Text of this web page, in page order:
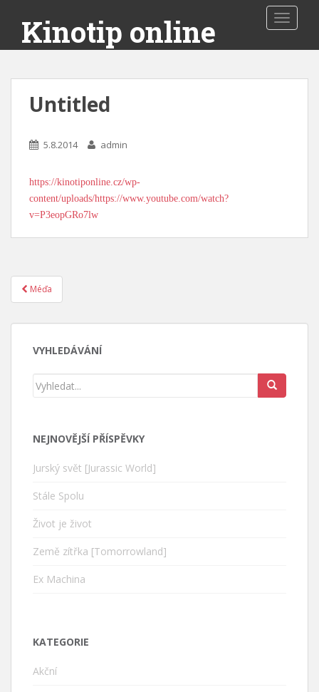
Toggle
Kinotip online
Untitled
5.8.2014 admin
https://kinotiponline.cz/wp-
content/uploads/https://www.youtube.com/watch?
v=P3eopGRo7lw
Post navigation
Méďa
VYHLEDÁVÁNÍ
NEJNOVĚJŠÍ PŘÍSPĚVKY
Jurský svět [Jurassic World]
Stále Spolu
Život je život
Země zítřka [Tomorrowland]
Ex Machina
KATEGORIE
Akční